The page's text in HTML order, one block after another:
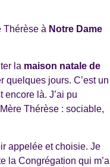
Thérèse à Notre Dame
la maison natale de
quelques jours. C’est un
encore là. J’ai pu
Thérèse : sociable,
appelée et choisie. Je
la Congrégation qui m’a